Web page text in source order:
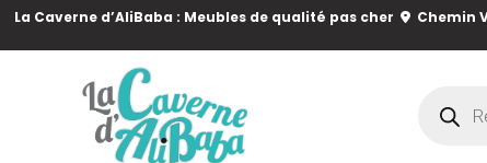
La Caverne d’AliBaba : Meubles de qualité pas cher Chemin
produits